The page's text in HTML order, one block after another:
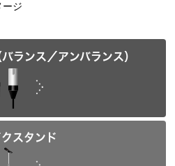
ージ
ランス／アンバランス）
スタンド